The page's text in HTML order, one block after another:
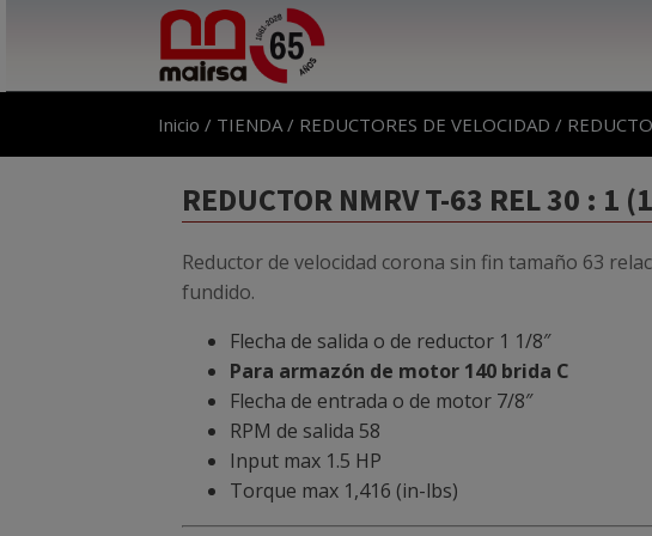
Inicio / TIENDA/ REDUCTORES DE VELOCIDAD /
REDUCTOR NMRV T-63 REL 30 : 1
Reductor de velocidad corona sin fin tamaño 63
fundido.
Flecha de salida o de reductor 1 1/8″
Para armazón de motor 140 brida C
Flecha de entrada o de motor 7/8″
RPM de salida 58
Input max 1.5 HP
Torque max 1,416 (in-lbs)